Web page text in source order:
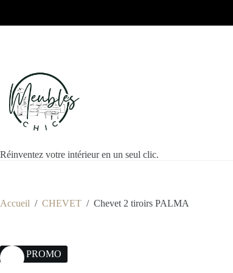
Réinventez votre intérieur en un seul clic.
Accueil / CHEVET / Chevet 2 tiroirs PALMA
17% PROMO